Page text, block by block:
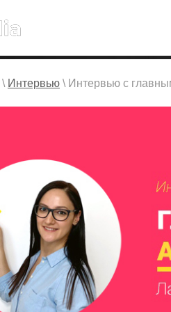
\ Интервью \ Интервью с